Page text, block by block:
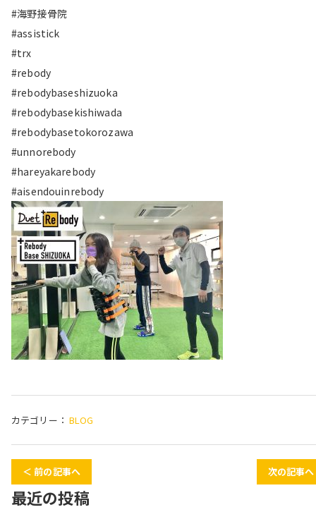
#海野接骨院
#assistick
#trx
#rebody
#rebodybaseshizuoka
#rebodybasekishiwada
#rebodybasetokorozawa
#unnorebody
#hareyakarebody
#aisendouinrebody
カテゴリー： BLOG
＜ 前の記事へ 次の記事
最近の投稿